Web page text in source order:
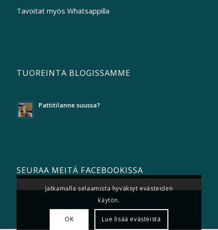
Tavoitat myös Whatsappilla
TUOREINTA BLOGISSAMME
Pattitilanne suussa?
SEURAA MEITÄ FACEBOOKISSA
Jatkamalla selaamista hyväksyt evästeiden
käytön.
OK Lue lisää evästeistä